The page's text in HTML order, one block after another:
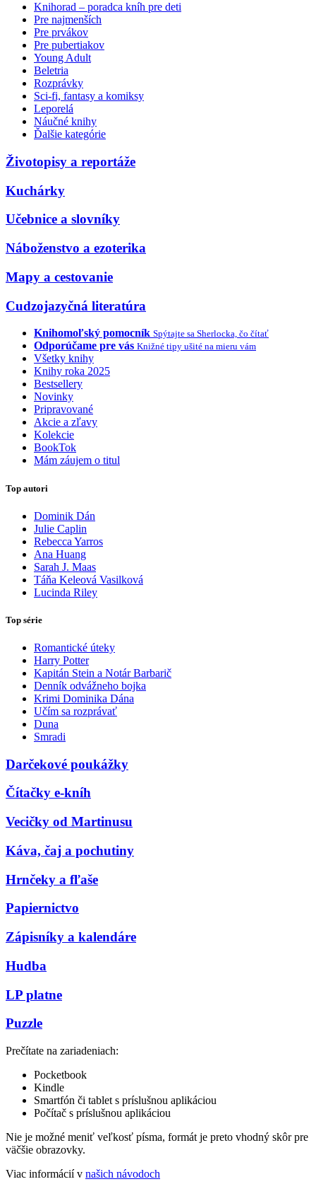
Knihorad – poradca kníh pre deti
Pre najmenších
Pre prvákov
Pre pubertiakov
Young Adult
Beletria
Rozprávky
Sci-fi, fantasy a komiksy
Leporelá
Náučné knihy
Ďalšie kategórie
Životopisy a reportáže
Kuchárky
Učebnice a slovníky
Náboženstvo a ezoterika
Mapy a cestovanie
Cudzojazyčná literatúra
Knihomoľský pomocník Spýtajte sa Sherlocka, čo čítať
Odporúčame pre vás Knižné tipy ušité na mieru vám
Všetky knihy
Knihy roka 2025
Bestsellery
Novinky
Pripravované
Akcie a zľavy
Kolekcie
BookTok
Mám záujem o titul
Top autori
Dominik Dán
Julie Caplin
Rebecca Yarros
Ana Huang
Sarah J. Maas
Táňa Keleová Vasilková
Lucinda Riley
Top série
Romantické úteky
Harry Potter
Kapitán Stein a Notár Barbarič
Denník odvážneho bojka
Krimi Dominika Dána
Učím sa rozprávať
Duna
Smradi
Darčekové poukážky
Čítačky e-kníh
Vecičky od Martinusu
Káva, čaj a pochutiny
Hrnčeky a fľaše
Papiernictvo
Zápisníky a kalendáre
Hudba
LP platne
Puzzle
Prečítate na zariadeniach:
Pocketbook
Kindle
Smartfón či tablet s príslušnou aplikáciou
Počítač s príslušnou aplikáciou
Nie je možné meniť veľkosť písma, formát je preto vhodný skôr pre
väčšie obrazovky.
Viac informácií v našich návodoch